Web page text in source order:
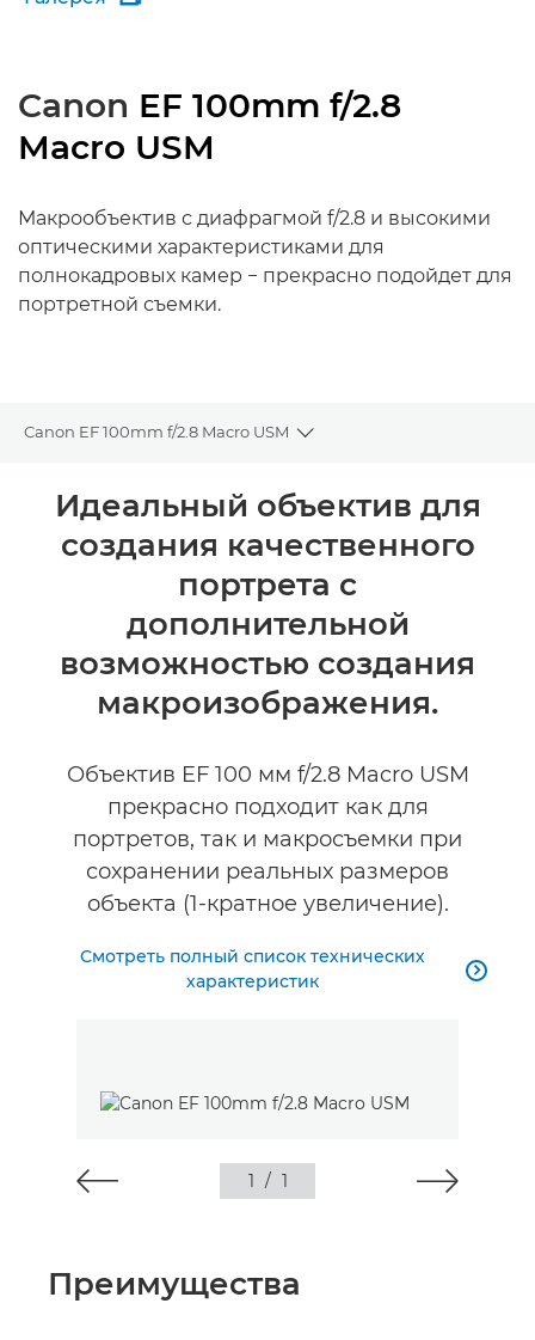
Canon EF 100mm f/2.8
Macro USM
Макрообъектив с диафрагмой f/2.8 и высокими
оптическими характеристиками для
полнокадровых камер − прекрасно подойдет для
портретной съемки.
Canon EF 100mm f/2.8 Macro USM
Toggle breadcrumbs
Общая информация
Технические характеристики
Идеальный объектив для
создания качественного
портрета с
дополнительной
возможностью создания
макроизображения.
Объектив EF 100 мм f/2.8 Macro USM
прекрасно подходит как для
портретов, так и макросъемки при
сохранении реальных размеров
объекта (1-кратное увеличение).
Смотреть полный список технических
характеристик

1 / 1
Преимущества